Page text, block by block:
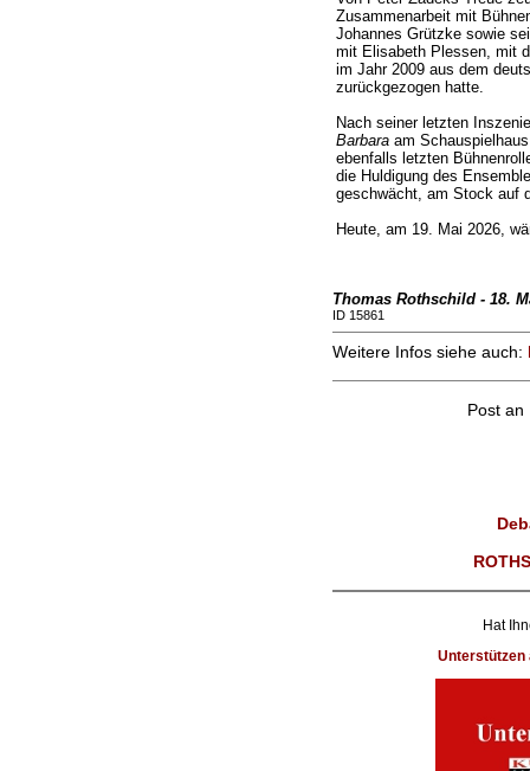
Zusammenarbeit mit
Johannes Grützke sowie
mit Elisabeth Plessen, mit
im Jahr 2009 aus dem
zurückgezogen hatte.
Nach seiner letzten
Barbaraam
ebenfalls letzten
die Huldigung des
geschwächt, am Stock auf
Heute, am 19. Mai 2026,
Thomas Rothschild - 18.
ID 15861
Weitere Infos siehe auch:
Post an
Hat
Unterstützen